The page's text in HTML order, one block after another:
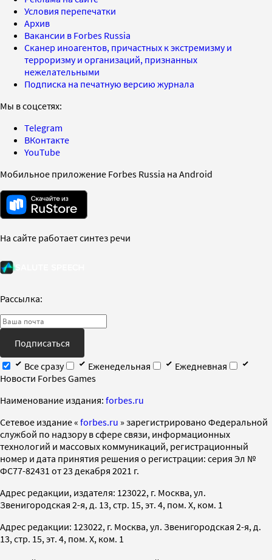
Условия перепечатки
Архив
Вакансии в Forbes Russia
Сканер иноагентов, причастных к экстремизму и
терроризму и организаций, признанных
нежелательными
Подписка на печатную версию журнала
Мы в соцсетях:
Telegram
ВКонтакте
YouTube
Мобильное приложение Forbes Russia на Android
На сайте работает синтез речи
Рассылка:
Подписаться
Все сразу
Еженедельная
Ежедневная
Новости Forbes Games
Наименование издания: forbes.ru
Cетевое издание « forbes.ru » зарегистрировано Федеральной
службой по надзору в сфере связи, информационных
технологий и массовых коммуникаций, регистрационный
номер и дата принятия решения о регистрации: серия Эл №
ФС77-82431 от 23 декабря 2021 г.
Адрес редакции, издателя: 123022, г. Москва, ул.
Звенигородская 2-я, д. 13, стр. 15, эт. 4, пом. X, ком. 1
Адрес редакции: 123022, г. Москва, ул. Звенигородская 2-я, д.
13, стр. 15, эт. 4, пом. X, ком. 1